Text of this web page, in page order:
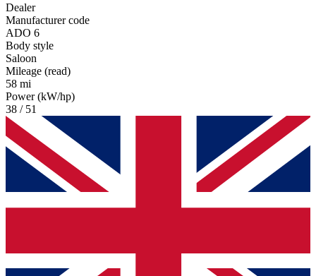
Dealer
Manufacturer code
ADO 6
Body style
Saloon
Mileage (read)
58 mi
Power (kW/hp)
38 / 51